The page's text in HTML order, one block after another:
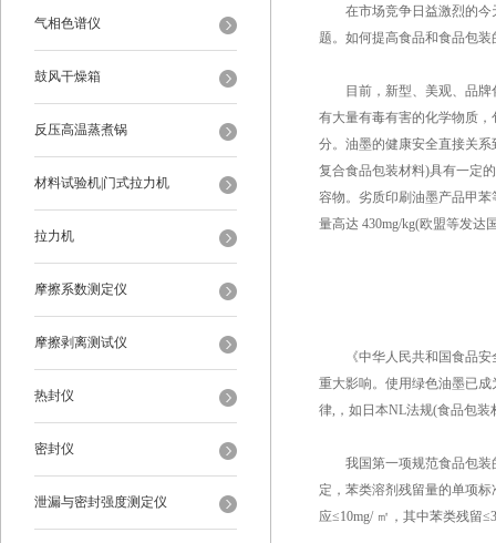
气相色谱仪
鼓风干燥箱
反压高温蒸煮锅
材料试验机|门式拉力机
拉力机
摩擦系数测定仪
摩擦剥离测试仪
热封仪
密封仪
泄漏与密封强度测定仪
在市场竞争日益激烈的今
题。如何提高食品和食品包
目前，新型、美观、品牌
有大量有毒有害的化学物质
分。油墨的健康安全直接关
复合食品包装材料)具有一定
容物。劣质印刷油墨产品甲苯
量高达 430mg/kg(欧盟等发达
《中华人民共和国食品安
重大影响。使用绿色油墨已
律,，如日本NL法规(食品包
我国第一项规范食品包装
定，苯类溶剂残留量的单项
应≤10mg/ ㎡，其中苯类残留